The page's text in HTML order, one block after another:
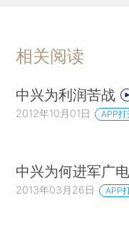
相关阅读
中兴为利润苦战
2012年10月01日 APP打
中兴为何进军广
2013年03月26日 APP